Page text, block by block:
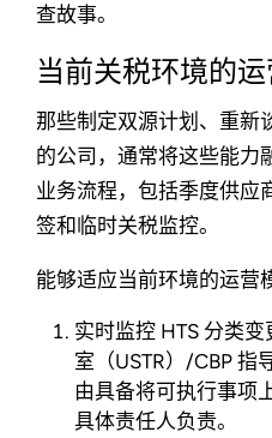
查故事。
当前关税环境的运
那些制定双源计划、重新
的公司，通常将这些能力
业务流程，包括季度供应
签和临时关税监控。
能够适应当前环境的运营
实时监控 HTS 分类
室（USTR）/CBP 指
由具备将可执行事项
具体责任人负责。